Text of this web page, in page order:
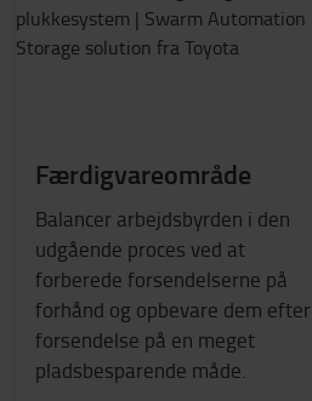
Færdigvareområde
Balancer arbejdsbyrden i den
udgående proces ved at
forberede forsendelserne på
forhånd og opbevare dem efter
forsendelse på en meget
pladsbesparende måde.